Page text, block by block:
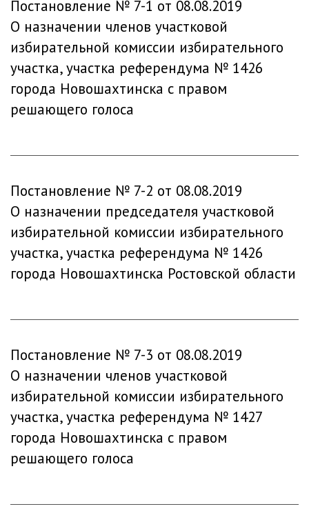
Постановление № 7-1 от 08.08.2019
О назначении членов участковой
избирательной комиссии избирательного
участка, участка референдума № 1426
города Новошахтинска с правом
решающего голоса
Постановление № 7-2 от 08.08.2019
О назначении председателя участковой
избирательной комиссии избирательного
участка, участка референдума № 1426
города Новошахтинска Ростовской области
Постановление № 7-3 от 08.08.2019
О назначении членов участковой
избирательной комиссии избирательного
участка, участка референдума № 1427
города Новошахтинска с правом
решающего голоса